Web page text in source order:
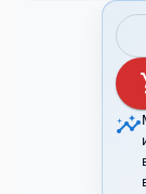
insights